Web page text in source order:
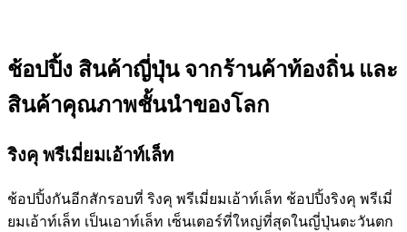
ช้อปปิ้ง สินค้าญี่ปุ่น จากร้านค้าท้องถิ่น และ
สินค้าคุณภาพชั้นนำของโลก
ริงคุ พรีเมี่ยมเอ้าท์เล็ท
ช้อปปิ้งกันอีกสักรอบที่ ริงคุ พรีเมี่ยมเอ้าท์เล็ท ช้อปปิ้งริงคุ พรีเมี่
ยมเอ้าท์เล็ท เป็นเอาท์เล็ท เซ็นเตอร์ที่ใหญ่ที่สุดในญี่ปุ่นตะวันตก